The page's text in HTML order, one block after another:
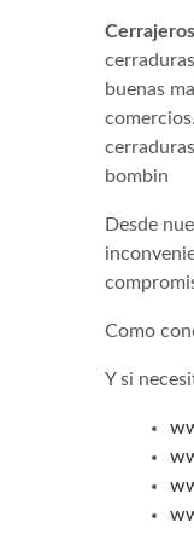
buenas
bombin
Desde
Como
Y si